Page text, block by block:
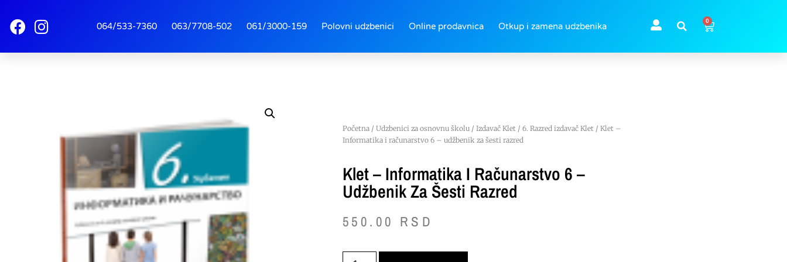
064/533-7360 063/7708-502 061/3000-159 Polovni udzbenici Online prodavnica Otkup i zamena udzbenika
0
Početna/ Udzbenici za osnovnu školu/ Izdavač Klet/ 6. Razred izdavač Klet/ Klet –
Informatika i računarstvo 6 – udžbenik za šesti razred
Klet – Informatika I Računarstvo 6 –
Udžbenik Za Šesti Razred
550.00 RSD